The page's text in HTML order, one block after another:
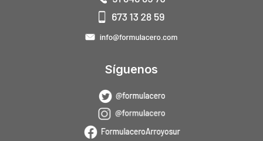
Síguenos